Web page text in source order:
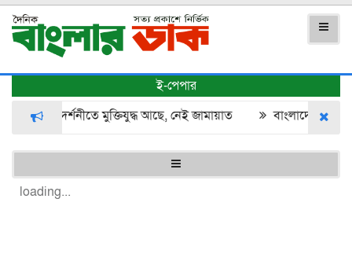
ই-পেপার
প্রদর্শনীতে মুক্তিযুদ্ধ আছে, নেই জামায়াত
বাংলাদেশ-ভারত
loading...